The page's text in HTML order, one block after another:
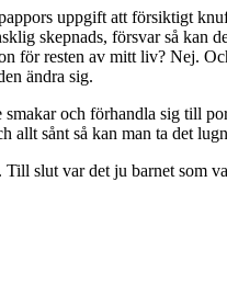
uppgift att försiktigt
skepnads, försvar så kan
för resten av mitt liv? Nej.
ändra sig.
och förhandla sig till
allt sånt så kan man ta det
Till slut var det ju barnet som